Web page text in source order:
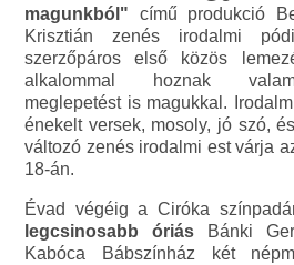
magunkból" című produkció
Krisztián zenés irodalmi
szerzőpáros első közös
alkalommal hoznak
meglepetést is magukkal.
énekelt versek, mosoly, jó szó,
változó zenés irodalmi est várja
18-án.
Évad végéig a Ciróka
legcsinosabb óriás Bánki
Kabóca Bábszínház két